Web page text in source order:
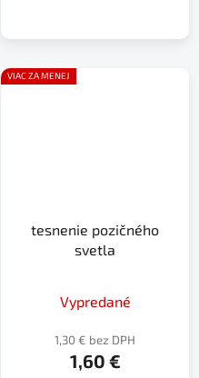
VIAC ZA MENEJ
tesnenie pozičného
svetla
Vypredané
1,30 € bez DPH
1,60 €